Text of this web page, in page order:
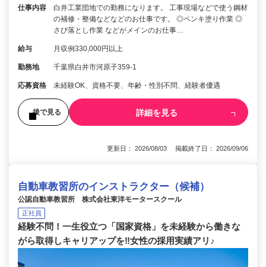
仕事内容
白井工業団地での勤務になります。 工事現場などで使う鋼材
の補修・整備などなどのお仕事です。 ◎ペンキ塗り作業 ◎
さび落とし作業 などがメインのお仕事…
給与 月収例330,000円以上
勤務地 千葉県白井市河原子359-1
応募資格 未経験OK、資格不要、年齢・性別不問、経験者優遇
後で見る 詳細を見る
更新日： 2026/08/03 掲載終了日： 2026/09/06
自動車教習所のインストラクター（候補）
公認自動車教習所 株式会社東洋モータースクール
正社員
経験不問！一生役立つ「国家資格」を未経験から働きな
がら取得しキャリアップを‼女性の採用実績アリ♪